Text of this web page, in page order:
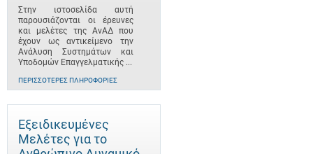
Στην ιστοσελίδα αυτή
παρουσιάζονται οι έρευνες
και μελέτες της ΑνΑΔ που
έχουν ως αντικείμενο την
Ανάλυση Συστημάτων και
Υποδομών Επαγγελματικής ...
ΠΕΡΙΣΣΌΤΕΡΕΣ ΠΛΗΡΟΦΟΡΊΕΣ
Εξειδικευμένες
Μελέτες για το